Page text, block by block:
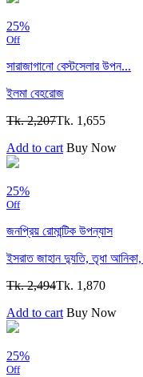
25%
Off
সারাজাগানো বেস্টসেলার উপন...
ইলমা বেহরোজ
Tk. 2,207Tk. 1,655
Add to cart Buy Now
25%
Off
জনপ্রিয় রোমান্টিক উপন্যাস
ইসরাত জাহান দ্যুতি,তৃধা আনিকা,
Tk. 2,494Tk. 1,870
Add to cart Buy Now
25%
Off